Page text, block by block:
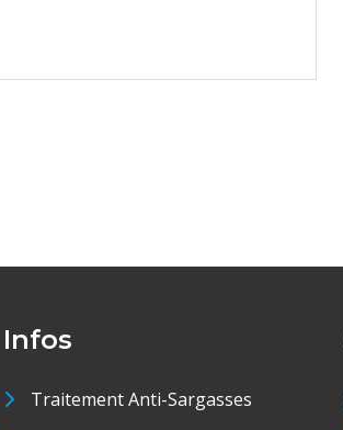
Infos
Traitement Anti-Sargasses